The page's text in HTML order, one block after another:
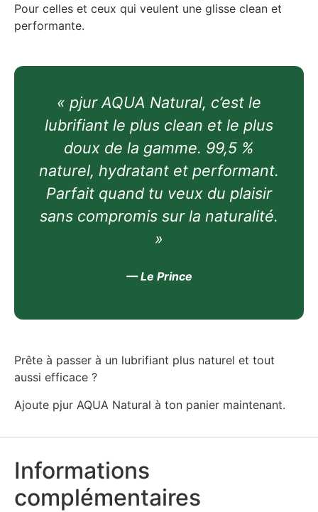
Pour celles et ceux qui veulent une glisse clean et
performante.
« pjur AQUA Natural, c’est le
lubrifiant le plus clean et le plus
doux de la gamme. 99,5 %
naturel, hydratant et performant.
Parfait quand tu veux du plaisir
sans compromis sur la naturalité.
»
— Le Prince
Prête à passer à un lubrifiant plus naturel et tout
aussi efficace ?
Ajoute pjur AQUA Natural à ton panier maintenant.
Informations
complémentaires